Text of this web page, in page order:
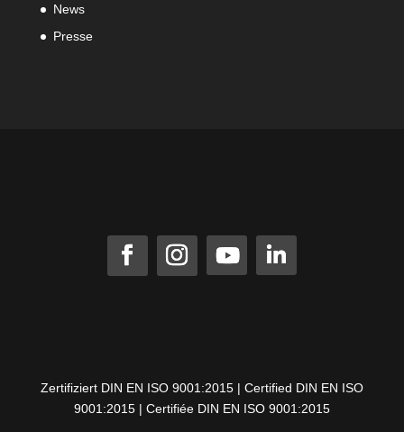
News
Presse
Zertifiziert DIN EN ISO 9001:2015 | Certified DIN EN ISO
9001:2015 | Certifiée DIN EN ISO 9001:2015